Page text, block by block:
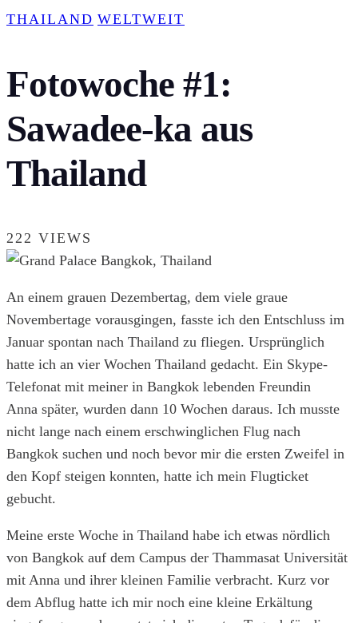
THAILAND WELTWEIT
Fotowoche #1:
Sawadee-ka aus
Thailand
222 VIEWS
An einem grauen Dezembertag, dem viele graue
Novembertage vorausgingen, fasste ich den Entschluss im
Januar spontan nach Thailand zu fliegen. Ursprünglich
hatte ich an vier Wochen Thailand gedacht. Ein Skype-
Telefonat mit meiner in Bangkok lebenden Freundin
Anna später, wurden dann 10 Wochen daraus. Ich musste
nicht lange nach einem erschwinglichen Flug nach
Bangkok suchen und noch bevor mir die ersten Zweifel in
den Kopf steigen konnten, hatte ich mein Flugticket
gebucht.
Meine erste Woche in Thailand habe ich etwas nördlich
von Bangkok auf dem Campus der Thammasat Universität
mit Anna und ihrer kleinen Familie verbracht. Kurz vor
dem Abflug hatte ich mir noch eine kleine Erkältung